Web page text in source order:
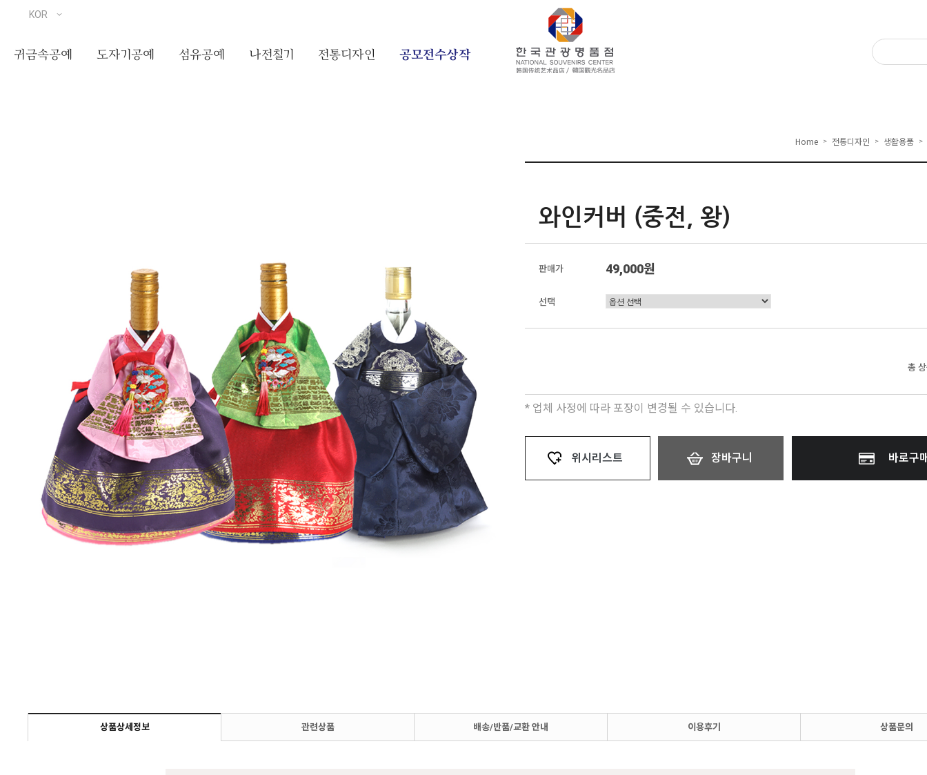
귀금속공예 도자기공예 섬유공예 나전칠기 전통디자인 공모전수상작
Home > 전통디자인 > 생활용품 >
와인커버 (중전, 왕)
판매가 49,000원
선택
총
* 업체 사정에 따라 포장이 변경될 수 있습니다.
위시리스트 장바구니 바로구
상품상세정보 관련상품 배송/반품/교환 안내 이용후기 상품문의